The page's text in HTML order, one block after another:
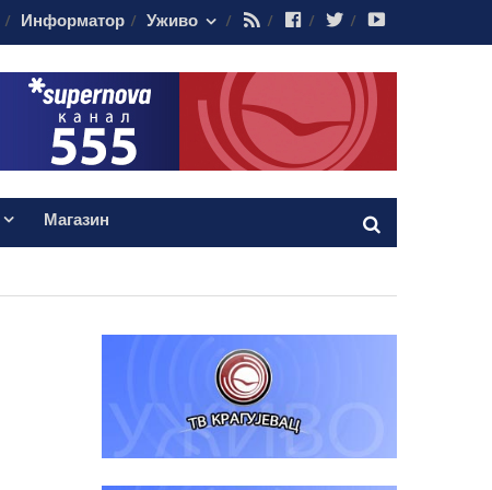
Информатор Уживо RSS FacebookTwitter
Магазин